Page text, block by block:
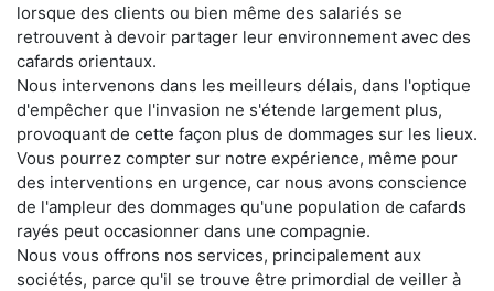
lorsque des clients ou bien même des salariés se
retrouvent à devoir partager leur environnement avec des
cafards orientaux.
Nous intervenons dans les meilleurs délais, dans l'optique
d'empêcher que l'invasion ne s'étende largement plus,
provoquant de cette façon plus de dommages sur les lieux.
Vous pourrez compter sur notre expérience, même pour
des interventions en urgence, car nous avons conscience
de l'ampleur des dommages qu'une population de cafards
rayés peut occasionner dans une compagnie.
Nous vous offrons nos services, principalement aux
sociétés, parce qu'il se trouve être primordial de veiller à